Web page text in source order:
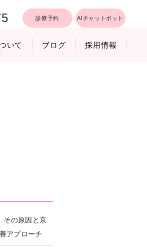
診療予約 AIチャットボット
いて ブログ 採用情報
その原因と京
アプローチ